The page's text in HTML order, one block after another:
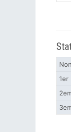
1er